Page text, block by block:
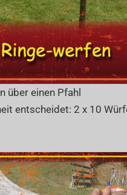
über einen Pfahl
entscheidet: 2 x 10